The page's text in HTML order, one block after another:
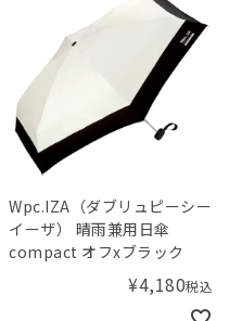
Wpc.IZA（ダブリュピーシー
イーザ） 晴雨兼用日傘
compact オフxブラック
¥4,180税込